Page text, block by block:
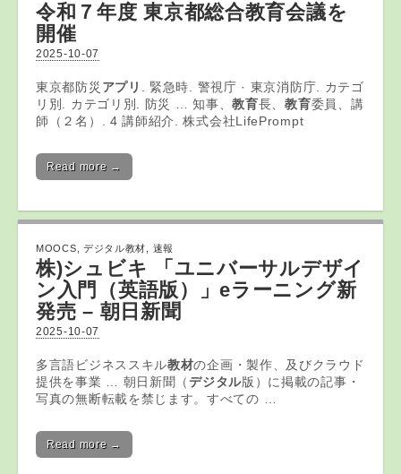
令和７年度 東京都総合教育会議を
開催
2025-10-07
東京都防災 アプリ
. 緊急時. 警視庁 · 東京消防庁. カテゴ
リ別. カテゴリ別. 防災 … 知事、教育長、教育委員、講
師（２名）. 4 講師紹介. 株式会社LifePrompt
Read more →
MOOCS デジタル教材 速報
株)シュビキ 「ユニバーサルデザイ
ン入門（英語版）」eラーニング新
発売 – 朝日新聞
2025-10-07
多言語ビジネススキル教材の企画・製作、及びクラウド
提供を事業 … 朝日新聞（デジタル版）に掲載の記事・
写真の無断転載を禁じます。すべての …
Read more →